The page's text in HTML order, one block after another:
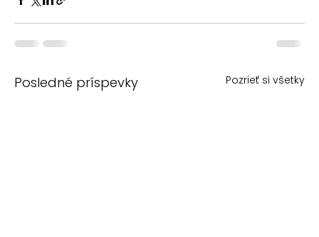
Posledné príspevky Pozrieť si všetky